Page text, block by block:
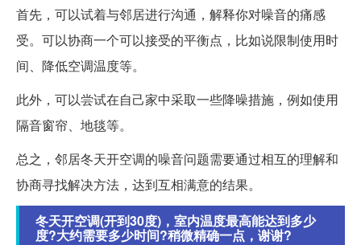
首先，可以试着与邻居进行沟通，解释你对噪音的痛感
受。可以协商一个可以接受的平衡点，比如说限制使用时
间、降低空调温度等。
此外，可以尝试在自己家中采取一些降噪措施，例如使用
隔音窗帘、地毯等。
总之，邻居冬天开空调的噪音问题需要通过相互的理解和
协商寻找解决方法，达到互相满意的结果。
冬天开空调(开到30度)，室内温度最高能达到多少
度?大约需要多少时间?稍微精确一点，谢谢?